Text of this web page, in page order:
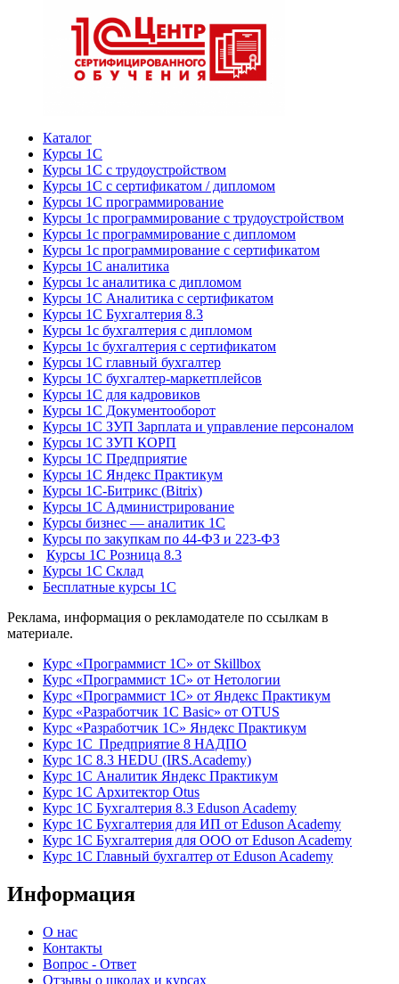
Каталог
Курсы 1С
Курсы 1С с трудоустройством
Курсы 1С с сертификатом / дипломом
Курсы 1С программирование
Курсы 1с программирование с трудоустройством
Курсы 1с программирование с дипломом
Курсы 1с программирование с сертификатом
Курсы 1С аналитика
Курсы 1с аналитика с дипломом
Курсы 1С Аналитика с сертификатом
Курсы 1С Бухгалтерия 8.3
Курсы 1с бухгалтерия с дипломом
Курсы 1с бухгалтерия с сертификатом
Курсы 1С главный бухгалтер
Курсы 1С бухгалтер-маркетплейсов
Курсы 1С для кадровиков
Курсы 1С Документооборот
Курсы 1С ЗУП Зарплата и управление персоналом
Курсы 1С ЗУП КОРП
Курсы 1С Предприятие
Курсы 1С Яндекс Практикум
Курсы 1С-Битрикс (Bitrix)
Курсы 1С Администрирование
Курсы бизнес — аналитик 1С
Курсы по закупкам по 44‑ФЗ и 223‑ФЗ
Курсы 1С Розница 8.3
Курсы 1С Склад
Бесплатные курсы 1С
Реклама, информация о рекламодателе по ссылкам в
материале.
Курс «Программист 1С» от Skillbox
Курс «Программист 1С» от Нетологии
Курс «Программист 1С» от Яндекс Практикум
Курс «Разработчик 1С Basic» от OTUS
Курс «Разработчик 1С» Яндекс Практикум
Курс 1С Предприятие 8 НАДПО
Курс 1С 8.3 HEDU (IRS.Academy)
Курс 1С Аналитик Яндекс Практикум
Курс 1С Архитектор Otus
Курс 1С Бухгалтерия 8.3 Eduson Academy
Курс 1С Бухгалтерия для ИП от Eduson Academy
Курс 1С Бухгалтерия для ООО от Eduson Academy
Курс 1С Главный бухгалтер от Eduson Academy
Информация
О нас
Контакты
Вопрос - Ответ
Отзывы о школах и курсах